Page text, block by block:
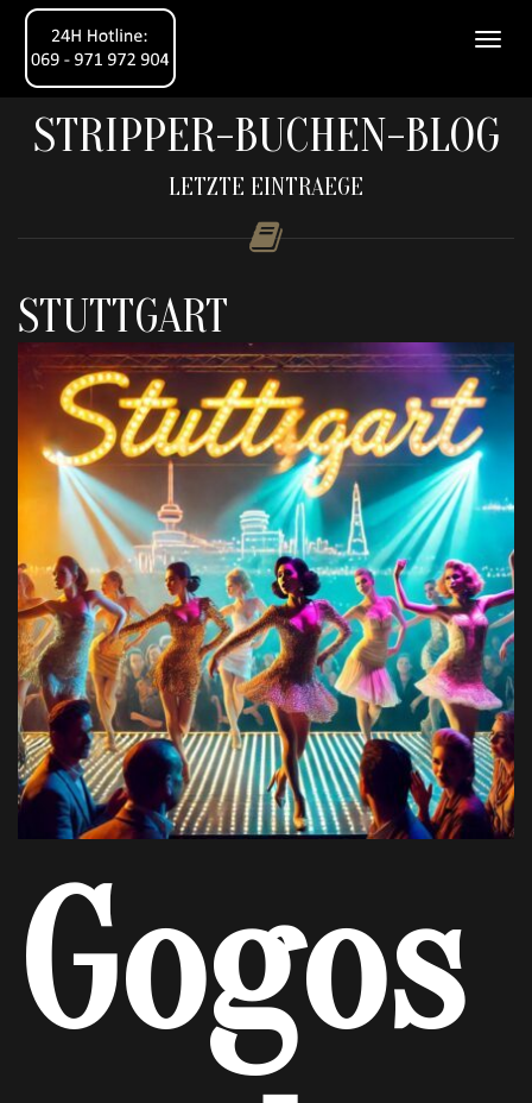
STRIPPER-BUCHEN-BLOG
LETZTE EINTRAEGE
STUTTGART
Gogos